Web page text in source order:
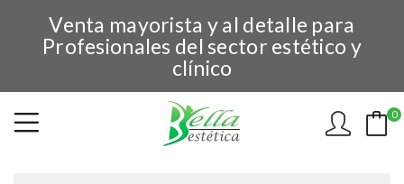
Venta mayorista y al detalle para
Profesionales del sector estético y
clínico
0